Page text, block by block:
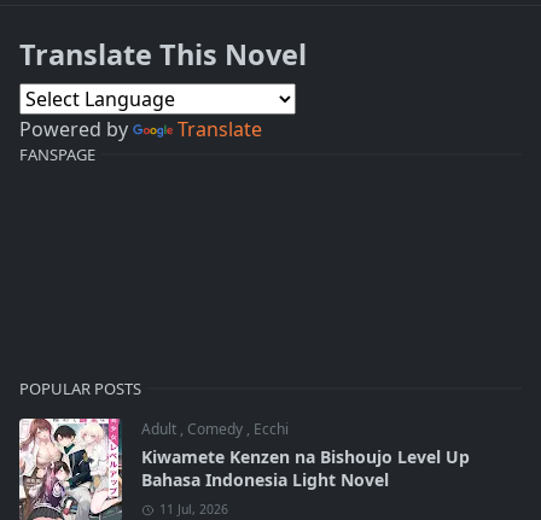
Translate This Novel
Powered by Translate
FANSPAGE
POPULAR POSTS
Adult , Comedy , Ecchi
Kiwamete Kenzen na Bishoujo Level Up
Bahasa Indonesia Light Novel
11 Jul, 2026